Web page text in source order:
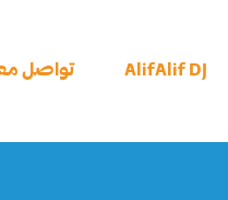
AlifAlif DJ تواصل